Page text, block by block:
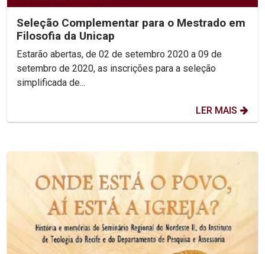
Seleção Complementar para o Mestrado em
Filosofia da Unicap
Estarão abertas, de 02 de setembro 2020 a 09 de
setembro de 2020, as inscrições para a seleção
simplificada de...
LER MAIS